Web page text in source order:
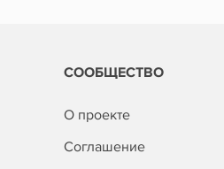
СООБЩЕСТВО
О проекте
Соглашение